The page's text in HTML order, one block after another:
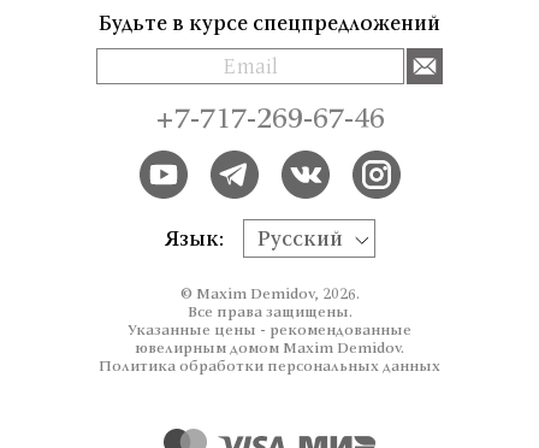
Будьте в курсе спецпредложений
+7-717-269-67-46
Язык: Русский
© Maxim Demidov, 2026.
Все права защищены.
Указанные цены - рекомендованные
ювелирным домом Maxim Demidov.
Политика обработки персональных данных